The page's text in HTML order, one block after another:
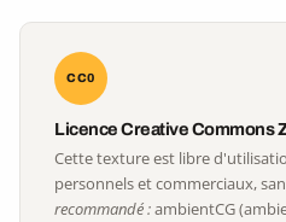
CC0
Licence Creative Commons
Cette texture est libre
personnels et commerciaux,
recommandé :ambientCG